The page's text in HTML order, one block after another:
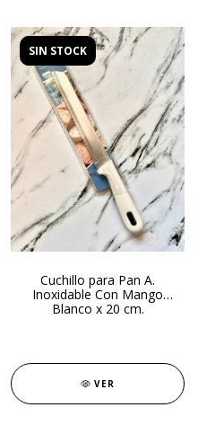
SIN STOCK
Cuchillo para Pan A.
Inoxidable Con Mango
Blanco x 20 cm.
VER